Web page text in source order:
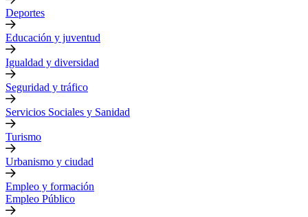
Deportes
Educación y juventud
Igualdad y diversidad
Seguridad y tráfico
Servicios Sociales y Sanidad
Turismo
Urbanismo y ciudad
Empleo y formación
Empleo Público